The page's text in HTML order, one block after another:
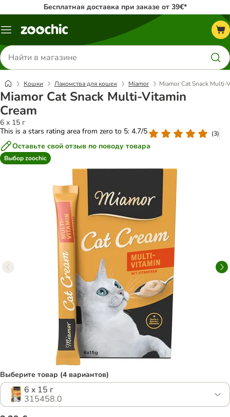
Бесплатная доставка при заказе от 39€*
Каталог
Поиск
товаров
Кошки Лакомства для кошек Miamor Miamor Cat Snack Multi-
Miamor Cat Snack Multi-Vitamin
Cream
6 x 15 г
This is a stars rating area from zero to 5: 4.7/5
(3)
Оставьте свой отзыв по поводу товара
Выбор zoochic
Выберите товар (4 вариантов)
6 x 15 г
315458.0